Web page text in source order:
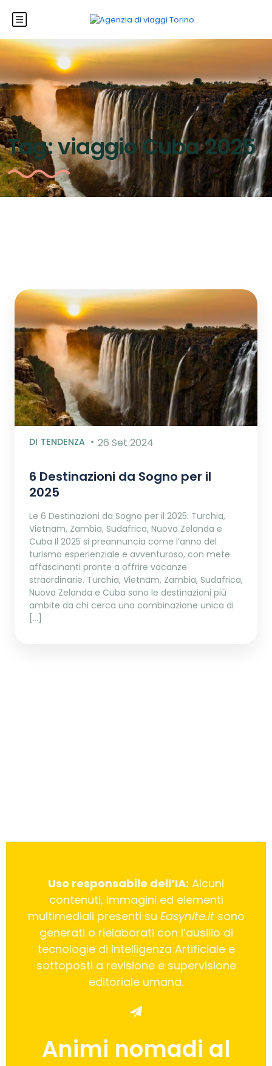
Tag:viaggio Cuba 2025
DI TENDENZA 26 Set 2024
6 Destinazioni da Sogno per il
2025
Le 6 Destinazioni da Sogno per il 2025: Turchia,
Vietnam, Zambia, Sudafrica, Nuova Zelanda e
Cuba Il 2025 si preannuncia come l’anno del
turismo esperienziale e avventuroso, con mete
affascinanti pronte a offrire vacanze
straordinarie. Turchia, Vietnam, Zambia, Sudafrica,
Nuova Zelanda e Cuba sono le destinazioni più
ambite da chi cerca una combinazione unica di
[…]
Uso responsabile dell’IA: Alcuni
contenuti, immagini ed elementi
multimediali presenti su Easynite.itsono
generati o rielaborati con l’ausilio di
tecnologie di Intelligenza Artificiale e
sottoposti a revisione e supervisione
editoriale umana.
Animi nomadi al